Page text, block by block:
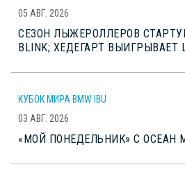
05 АВГ. 2026
СЕЗОН ЛЫЖЕРОЛЛЕРОВ
BLINK; ХЕДЕГАРТ ВЫИГРЫВАЕТ
КУБОК МИРА BMW IBU
03 АВГ. 2026
«МОЙ ПОНЕДЕЛЬНИК» С ОСЕАН